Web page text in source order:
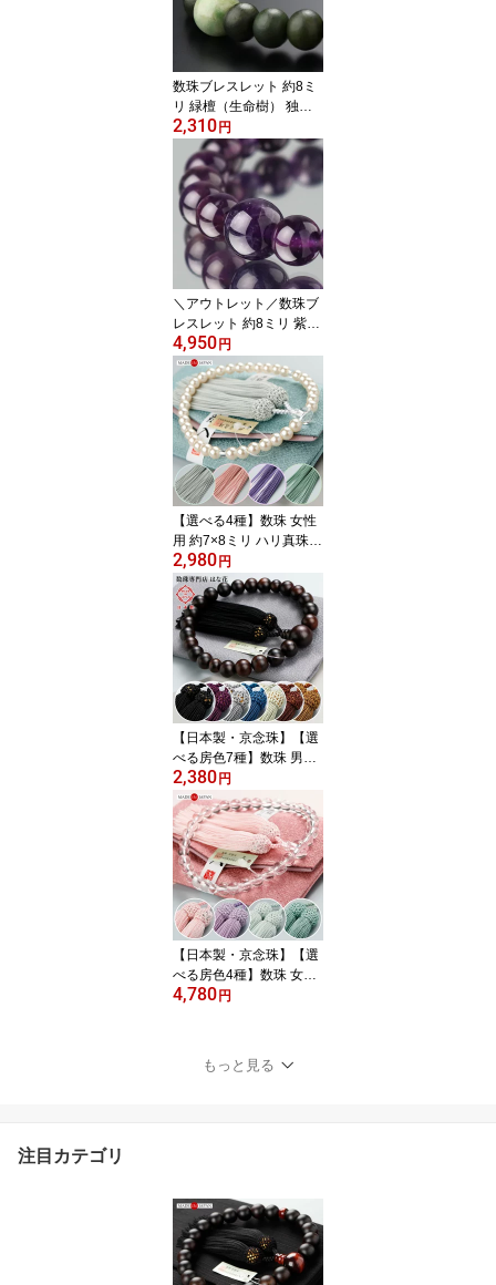
赤 紫 宗派共通 プレゼン
ト RM 200050020011
3】【ネコポス便送料無
料】
数珠ブレスレット 約8ミ
リ 緑檀（生命樹） 独山
玉【腕輪念珠 念誦 パワ
ーストーン 天然石 ブレ
ス ソージュライト 天然
木 メンズ 男性用 女性用
BIM 107080045】【ネコ
ポス便送料220円】
2,310 円
＼アウトレット／数珠ブ
レスレット 約8ミリ 紫水
晶 【腕輪念珠 紫水晶 パ
ワーストーン アメジスト
アメシスト お守り 2月の
誕生石 パープル 女性用
レディース amethyst JB
BIM 2000800303071】
【NKG26A】【ネコポス
便送料無料】
4,950 円
【選べる4種】数珠 女性
用 約7×8ミリ ハリ真珠
人絹房【略式数珠 京念珠
京都 真珠風 満中蔭 志 ピ
ンク 藤 グリーン パール
記念品 宗派共通 姉妹 親
子 マイ数珠 売れてま
す！ イチオシ RM RJ JI
M 2000200103011】
【数珠袋付き】【ネコポ
ス便送料無料】
2,980 円
【日本製・京念珠】【選
べる房色7種】数珠 男性
用 22玉 縞黒檀 （艶消
し） 人絹房【略式数珠
黒檀 こくたん 京都 天然
木 木製 記念品 黒色 茶色
マイ数珠 RD RM DIM 20
00100100356】【数珠
袋付き】【ネコポス便送
料無料】
2,380 円
【日本製・京念珠】【選
べる房色4種】数珠 女性
用 約8ミリ 本水晶 共仕立
石 クォーツ 天然石 宗派
共通 ピンク パープル ミ
4,780 円
もっと見る
注目カテゴリ